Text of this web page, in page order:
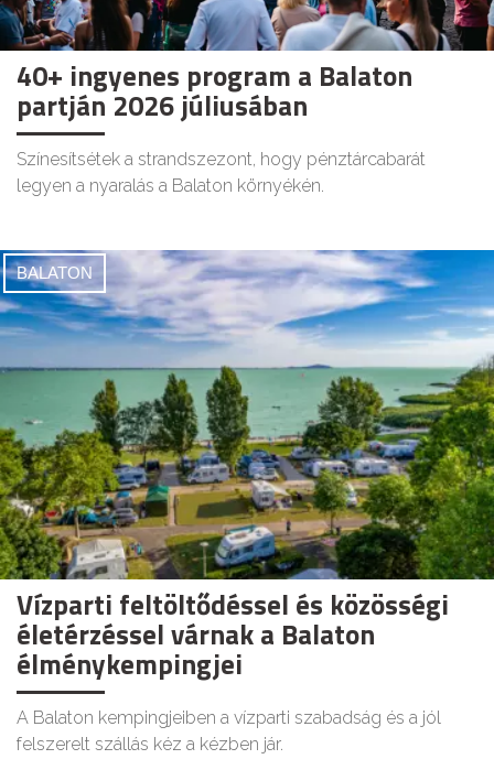
40+ ingyenes program a Balaton
partján 2026 júliusában
Színesítsétek a strandszezont, hogy pénztárcabarát
legyen a nyaralás a Balaton környékén.
BALATON
Vízparti feltöltődéssel és közösségi
életérzéssel várnak a Balaton
élménykempingjei
A Balaton kempingjeiben a vízparti szabadság és a jól
felszerelt szállás kéz a kézben jár.